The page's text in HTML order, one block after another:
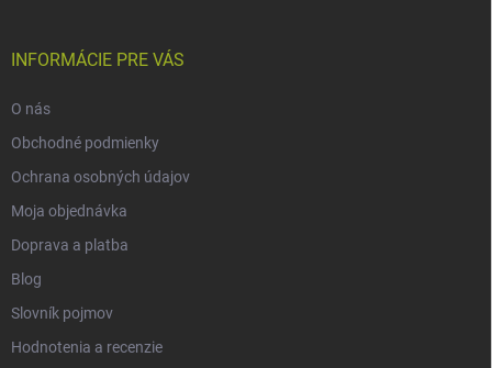
INFORMÁCIE PRE VÁS
O nás
Obchodné podmienky
Ochrana osobných údajov
Moja objednávka
Doprava a platba
Blog
Slovník pojmov
Hodnotenia a recenzie